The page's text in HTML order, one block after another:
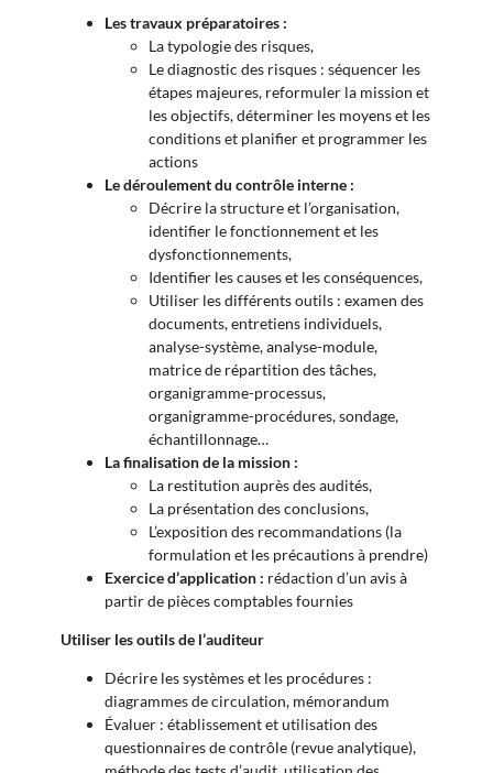
Les travaux préparatoires :
La typologie des risques,
Le diagnostic des risques : séquencer les
étapes majeures, reformuler la mission et
les objectifs, déterminer les moyens et les
conditions et planifier et programmer les
actions
Le déroulement du contrôle interne :
Décrire la structure et l’organisation,
identifier le fonctionnement et les
dysfonctionnements,
Identifier les causes et les conséquences,
Utiliser les différents outils : examen des
documents, entretiens individuels,
analyse-système, analyse-module,
matrice de répartition des tâches,
organigramme-processus,
organigramme-procédures, sondage,
échantillonnage…
La finalisation de la mission :
La restitution auprès des audités,
La présentation des conclusions,
L’exposition des recommandations (la
formulation et les précautions à prendre)
Exercice d’application : rédaction d’un avis à
partir de pièces comptables fournies
Utiliser les outils de l’auditeur
Décrire les systèmes et les procédures :
diagrammes de circulation, mémorandum
Évaluer : établissement et utilisation des
questionnaires de contrôle (revue analytique),